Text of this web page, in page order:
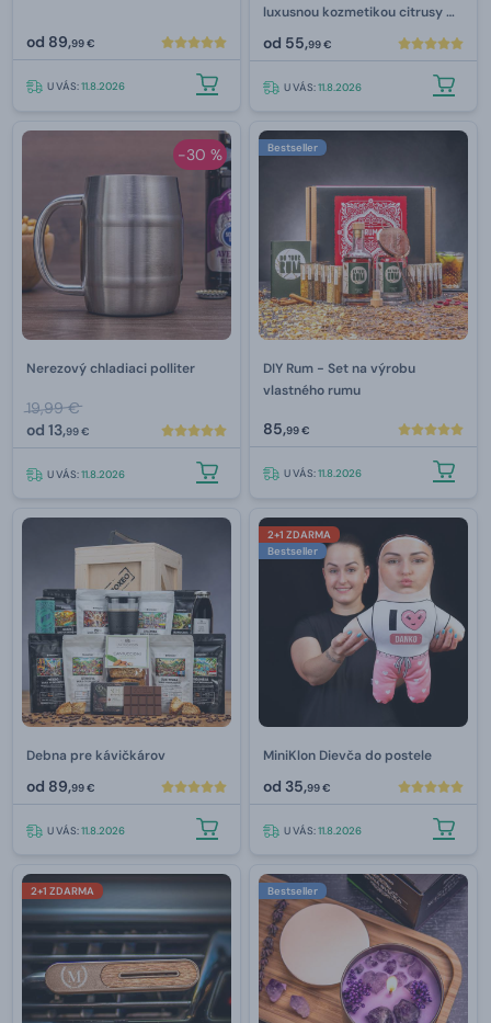
od 89,99 €
U VÁS:11.8.2026
luxusnou kozmetikou citrusy &
verbena
od 55,99 €
U VÁS:11.8.2026
-30 %
Nerezový chladiaci polliter
19,99 €
od 13,99 €
U VÁS:11.8.2026
Bestseller
DIY Rum - Set na výrobu
vlastného rumu
85,99 €
U VÁS:11.8.2026
Debna pre kávičkárov
od 89,99 €
U VÁS:11.8.2026
2+1 ZDARMA
Bestseller
MiniKlon Dievča do postele
od 35,99 €
U VÁS:11.8.2026
2+1 ZDARMA Bestseller